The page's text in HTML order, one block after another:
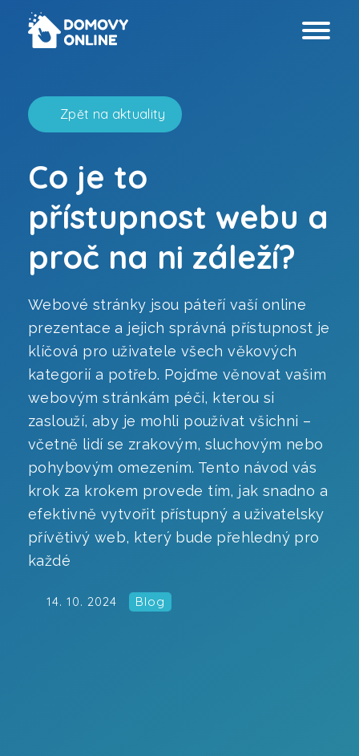
Prezentační virtuální prohlídky
Technické virtuální prohlídky
Grafický design
Analýza přístupnosti
Videoprodukce
AI Virtuální asistent
Online systém podávání žádostí
Online zpravodaj z webu
Zpět na aktuality
Co je to
přístupnost webu a
proč na ni záleží?
Webové stránky jsou páteří vaší online
prezentace a jejich správná přístupnost je
klíčová pro uživatele všech věkových
kategorií a potřeb. Pojďme věnovat vašim
webovým stránkám péči, kterou si
zaslouží, aby je mohli používat všichni –
včetně lidí se zrakovým, sluchovým nebo
pohybovým omezením. Tento návod vás
krok za krokem provede tím, jak snadno a
efektivně vytvořit přístupný a uživatelsky
přívětivý web, který bude přehledný pro
každé
14. 10. 2024 Blog